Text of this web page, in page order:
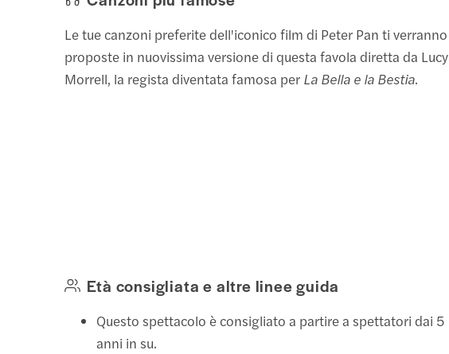
Le tue canzoni preferite dell'iconico film di Peter Pan ti verranno
proposte in nuovissima versione di questa favola diretta da Lucy
Morrell, la regista diventata famosa per La Bella e la Bestia.
Età consigliata e altre linee guida
Questo spettacolo è consigliato a partire a spettatori dai 5
anni in su.